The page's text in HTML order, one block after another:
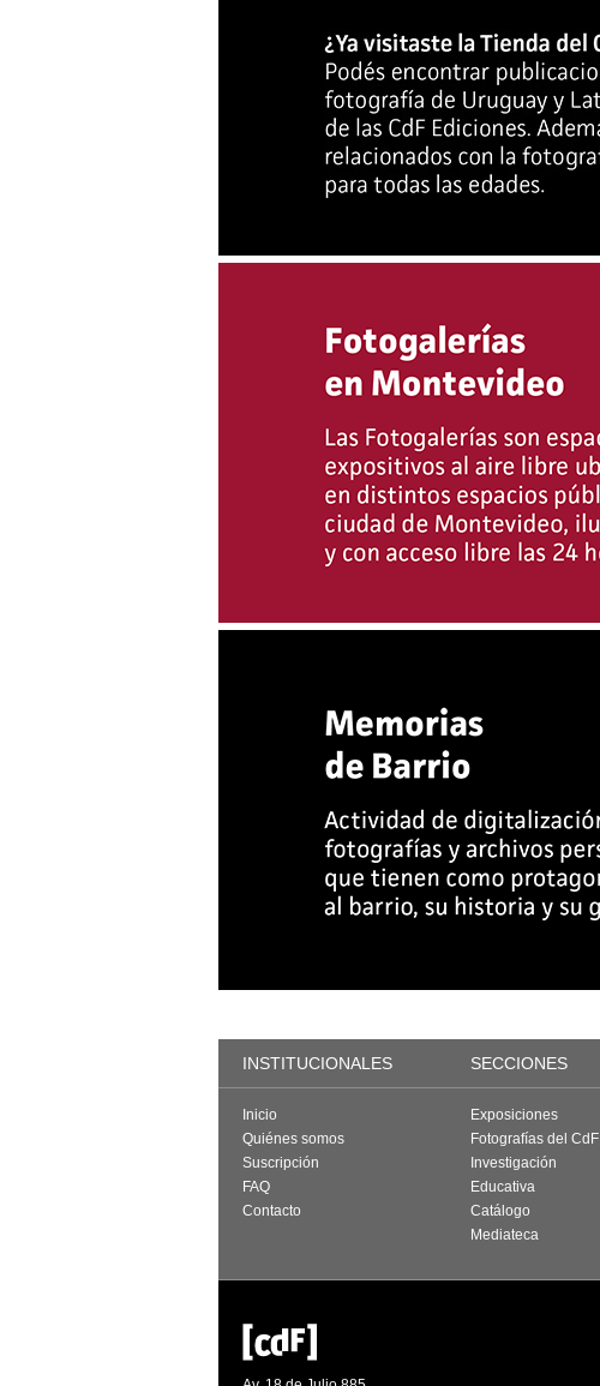
INSTITUCIONALES SECCIONES
Inicio
Quiénes somos
Suscripción
FAQ
Contacto
Exposiciones
Fotografías del CdF
Investigación
Educativa
Catálogo
Mediateca